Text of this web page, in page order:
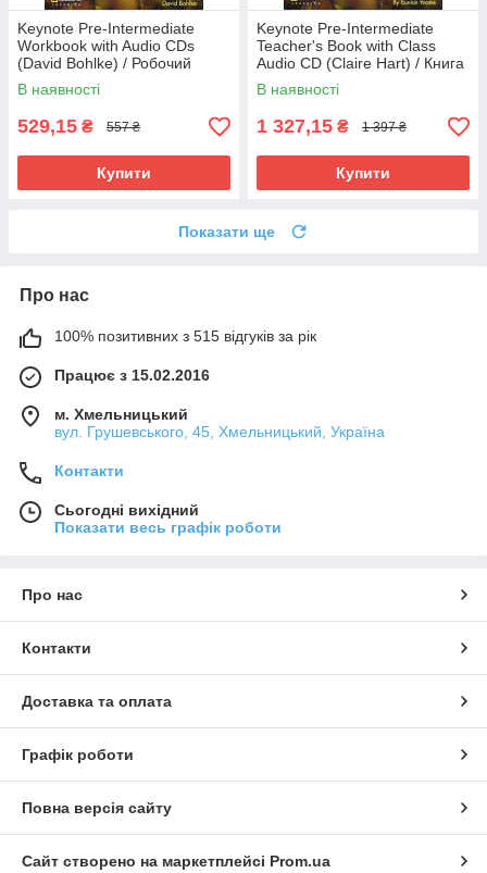
Keynote Pre-Intermediate
Workbook with Audio CDs
(David Bohlke) / Робочий
зошит
В наявності
529,15 ₴ 557 ₴
Купити
Keynote Pre-Intermediate
Teacher's Book with Class
Audio CD (Claire Hart) / Книга
для вчителя
В наявності
1 327,15 ₴ 1 397 ₴
Купити
Показати ще
Про нас
100% позитивних з 515 відгуків за рік
Працює з 15.02.2016
м. Хмельницький
вул. Грушевського, 45, Хмельницький, Україна
Контакти
Сьогодні вихідний
Показати весь графік роботи
Про нас
Контакти
Доставка та оплата
Графік роботи
Повна версія сайту
Сайт створено на маркетплейсі Prom.ua